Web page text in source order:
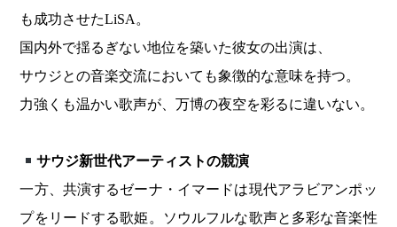
も成功させたLiSA。
国内外で揺るぎない地位を築いた彼女の出演は、
サウジとの音楽交流においても象徴的な意味を持つ。
力強くも温かい歌声が、万博の夜空を彩るに違いない。
サウジ新世代アーティストの競演
一方、共演するゼーナ・イマードは現代アラビアンポッ
プをリードする歌姫。ソウルフルな歌声と多彩な音楽性